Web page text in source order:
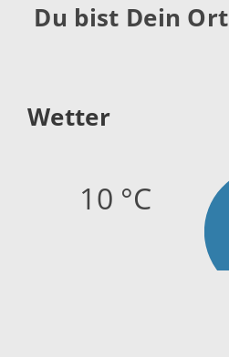
Du bist Dein Ort
Wetter
10 °C